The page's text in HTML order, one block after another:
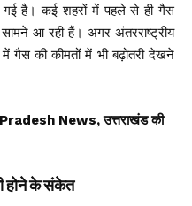
गई है। कई शहरों में पहले से ही गैस
सामने आ रही हैं। अगर अंतरराष्ट्रीय
गैस की कीमतों में भी बढ़ोतरी देखने
News, उत्तराखंड की
होने के संकेत